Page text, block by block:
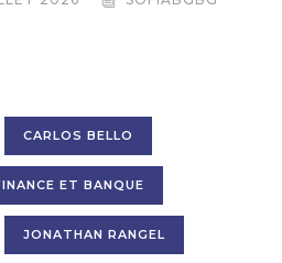
CARLOS BELLO
ET BANQUE
JONATHAN RANGEL